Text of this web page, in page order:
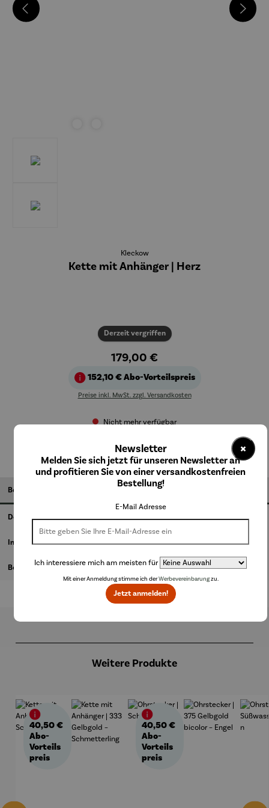
Kleckow
Kette mit Anhänger | Herz
Derzeit vergriffen
179,00 €
152,10 €Abo-Vorteilspreis
Preise inkl. MwSt. zzgl. Versandkosten
Nicht mehr verfügbar
Beschreibung
Details
Informationen zum Hersteller
Bewertungen
Weitere Produkte
40,50 €
Abo-
Vorteils
preis
40,50 €
Abo-
Vorteils
preis
×
Newsletter
Melden Sie sich jetzt für unseren Newsletter an
und profitieren Sie von einer versandkostenfreien
Bestellung!
E-Mail Adresse
Ich interessiere mich am meisten für
Mit einer Anmeldung stimme ich derWerbevereinbarungzu.
Jetzt anmelden!